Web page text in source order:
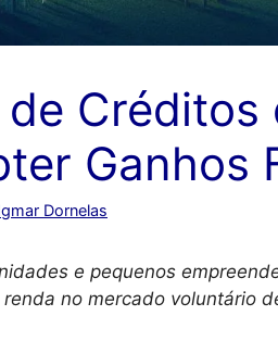
Créditos
Ganhos
Dornelas
e pequenos
no mercado voluntário